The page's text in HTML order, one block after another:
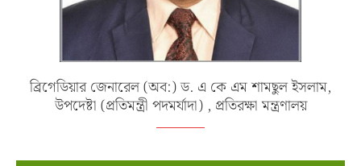
ব্রিগেডিয়ার জেনারেল (অব:) ড. এ কে এম শামছুল ইসলাম,
উপদেষ্টা (প্রতিমন্ত্রী পদমর্যাদা) , প্রতিরক্ষা মন্ত্রণালয়